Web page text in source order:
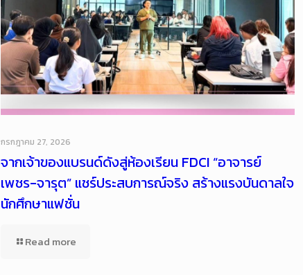
กรกฎาคม 27, 2026
จากเจ้าของแบรนด์ดังสู่ห้องเรียน FDCI “อาจารย์
เพชร-จารุต” แชร์ประสบการณ์จริง สร้างแรงบันดาลใจ
นักศึกษาแฟชั่น
Read more